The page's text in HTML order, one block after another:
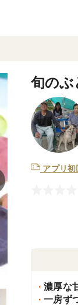
旬の
アプリ初
濃厚な
一房ず